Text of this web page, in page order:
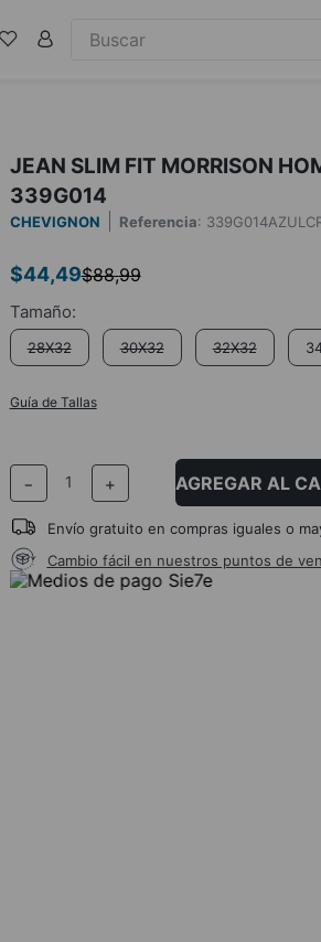
JEAN SLIM FIT MORRISON
339G014
CHEVIGNON Referencia:
$44,49$88,99
28X32 30X32 32X32
Guía de Tallas
＋
－ AGREGAR AL
Envío gratuito en compras iguales o
Cambio fácil en nuestros puntos de